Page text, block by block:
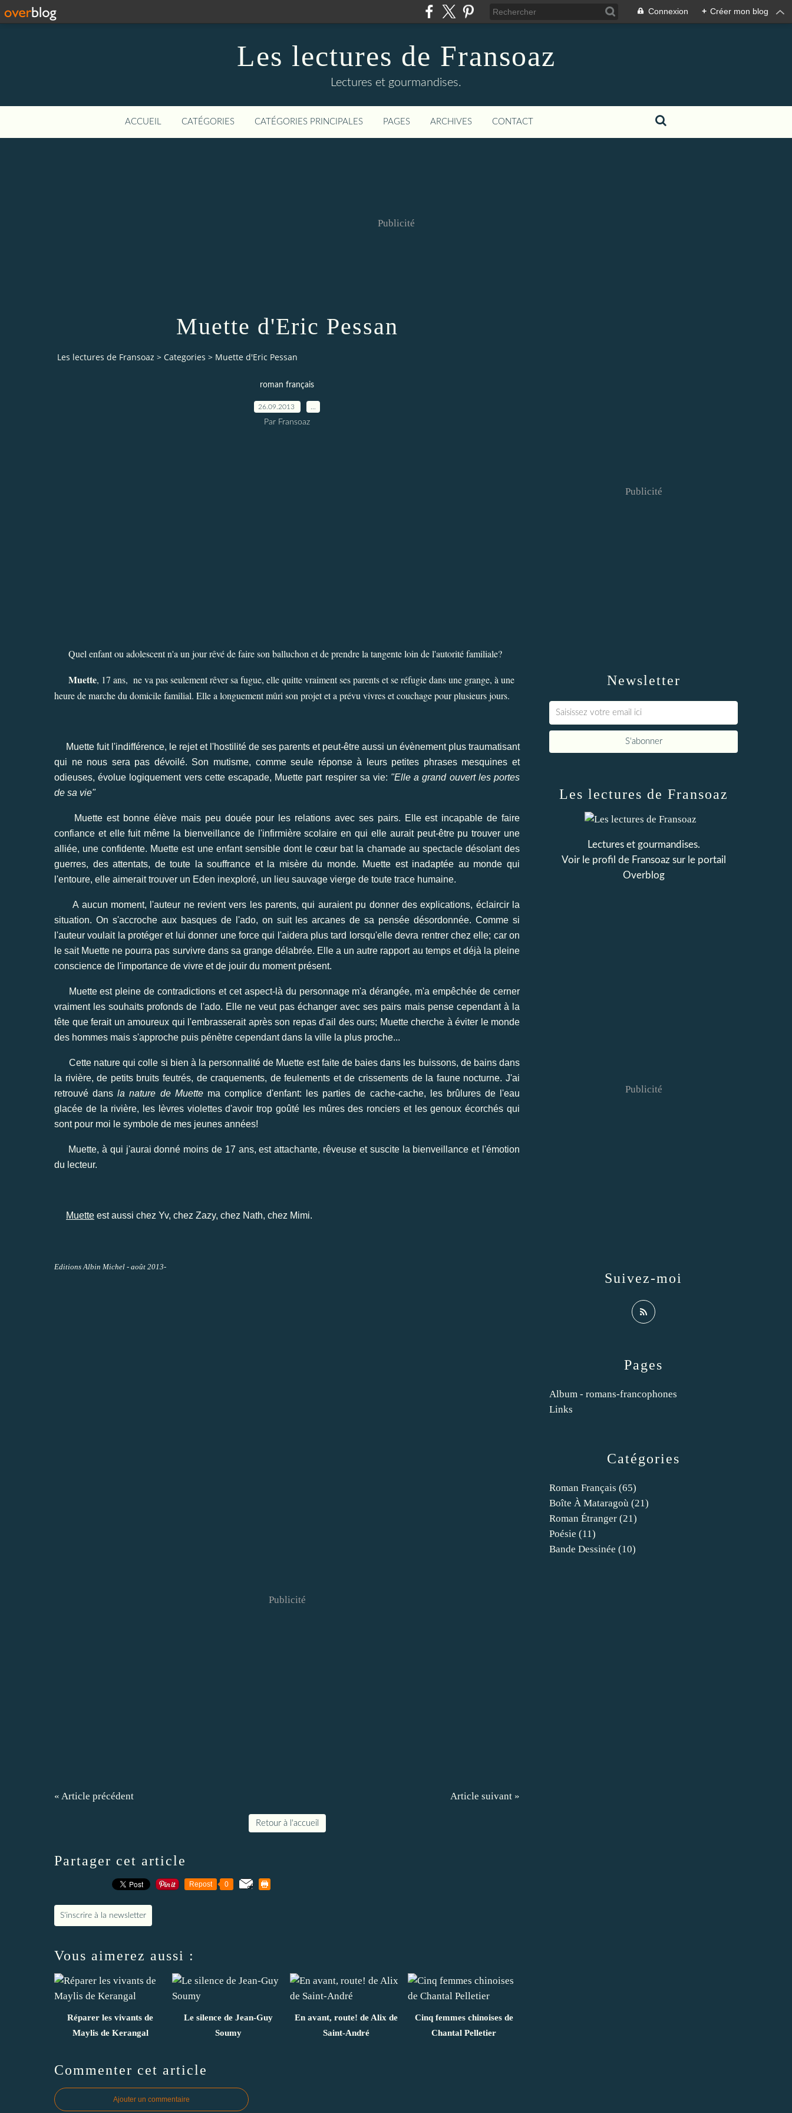
Connexion + Créer mon blog
Les lectures de Fransoaz
Lectures et gourmandises.
ACCUEIL CATÉGORIES CATÉGORIES PRINCIPALES PAGES ARCHIVES CONTACT
Publicité
Muette d'Eric Pessan
Les lectures de Fransoaz > Categories > Muette d'Eric Pessan
roman français
26.09.2013
Par Fransoaz
Quel enfant ou adolescent n'a un jour rêvé de faire son balluchon et de prendre la tangente loin de l'autorité familiale?
Muette, 17 ans, ne va pas seulement rêver sa fugue, elle quitte vraiment ses parents et se réfugie dans une grange, à une
heure de marche du domicile familial. Elle a longuement mûri son projet et a prévu vivres et couchage pour plusieurs jours.
Muette fuit l'indifférence, le rejet et l'hostilité de ses parents et peut-être aussi un évènement plus traumatisant
qui ne nous sera pas dévoilé. Son mutisme, comme seule réponse à leurs petites phrases mesquines et
odieuses, évolue logiquement vers cette escapade, Muette part respirer sa vie: "Elle a grand ouvert les portes
de sa vie"
Muette est bonne élève mais peu douée pour les relations avec ses pairs. Elle est incapable de faire
confiance et elle fuit même la bienveillance de l'infirmière scolaire en qui elle aurait peut-être pu trouver une
alliée, une confidente. Muette est une enfant sensible dont le cœur bat la chamade au spectacle désolant des
guerres, des attentats, de toute la souffrance et la misère du monde. Muette est inadaptée au monde qui
l'entoure, elle aimerait trouver un Eden inexploré, un lieu sauvage vierge de toute trace humaine.
A aucun moment, l'auteur ne revient vers les parents, qui auraient pu donner des explications, éclaircir la
situation. On s'accroche aux basques de l'ado, on suit les arcanes de sa pensée désordonnée. Comme si
l'auteur voulait la protéger et lui donner une force qui l'aidera plus tard lorsqu'elle devra rentrer chez elle; car on
le sait Muette ne pourra pas survivre dans sa grange délabrée. Elle a un autre rapport au temps et déjà la pleine
conscience de l'importance de vivre et de jouir du moment présent.
Muette est pleine de contradictions et cet aspect-là du personnage m'a dérangée, m'a empêchée de cerner
vraiment les souhaits profonds de l'ado. Elle ne veut pas échanger avec ses pairs mais pense cependant à la
tête que ferait un amoureux qui l'embrasserait après son repas d'ail des ours; Muette cherche à éviter le monde
des hommes mais s'approche puis pénètre cependant dans la ville la plus proche...
Cette nature qui colle si bien à la personnalité de Muette est faite de baies dans les buissons, de bains dans
la rivière, de petits bruits feutrés, de craquements, de feulements et de crissements de la faune nocturne. J'ai
retrouvé dansla nature de Muettema complice d'enfant: les parties de cache-cache, les brûlures de l'eau
glacée de la rivière, les lèvres violettes d'avoir trop goûté les mûres des ronciers et les genoux écorchés qui
sont pour moi le symbole de mes jeunes années!
Muette, à qui j'aurai donné moins de 17 ans, est attachante, rêveuse et suscite la bienveillance et l'émotion
du lecteur.
Muette est aussi chez Yv, chez Zazy, chez Nath, chez Mimi.
Editions Albin Michel - août 2013-
Publicité
« Article précédent Article suivant »
Retour à l'accueil
Partager cet article
Repost 0
S'inscrire à la newsletter
Vous aimerez aussi :
Réparer les vivants de
Maylis de Kerangal
Le silence de Jean-Guy
Soumy
En avant, route! de Alix de
Saint-André
Cinq femmes chinoises de
Chantal Pelletier
Commenter cet article
Ajouter un commentaire
Newsletter
Publicité
Catégories
Roman Français (65)
Boîte À Mataragoù (21)
Roman Étranger (21)
Poésie (11)
Bande Dessinée (10)
Pages
Album - romans-francophones
Links
Les lectures de Fransoaz
Lectures et gourmandises.
Voir le profil de Fransoazsur le portail
Overblog
Suivez-moi
Publicité